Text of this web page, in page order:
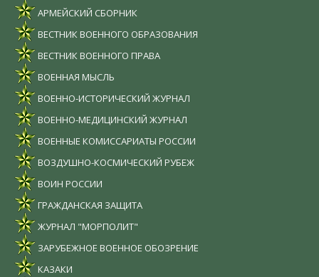
АРМЕЙСКИЙ СБОРНИК
ВЕСТНИК ВОЕННОГО ОБРАЗОВАНИЯ
ВЕСТНИК ВОЕННОГО ПРАВА
ВОЕННАЯ МЫСЛЬ
ВОЕННО-ИСТОРИЧЕСКИЙ ЖУРНАЛ
ВОЕННО-МЕДИЦИНСКИЙ ЖУРНАЛ
ВОЕННЫЕ КОМИССАРИАТЫ РОССИИ
ВОЗДУШНО-КОСМИЧЕСКИЙ РУБЕЖ
ВОИН РОССИИ
ГРАЖДАНСКАЯ ЗАЩИТА
ЖУРНАЛ "МОРПОЛИТ"
ЗАРУБЕЖНОЕ ВОЕННОЕ ОБОЗРЕНИЕ
КАЗАКИ